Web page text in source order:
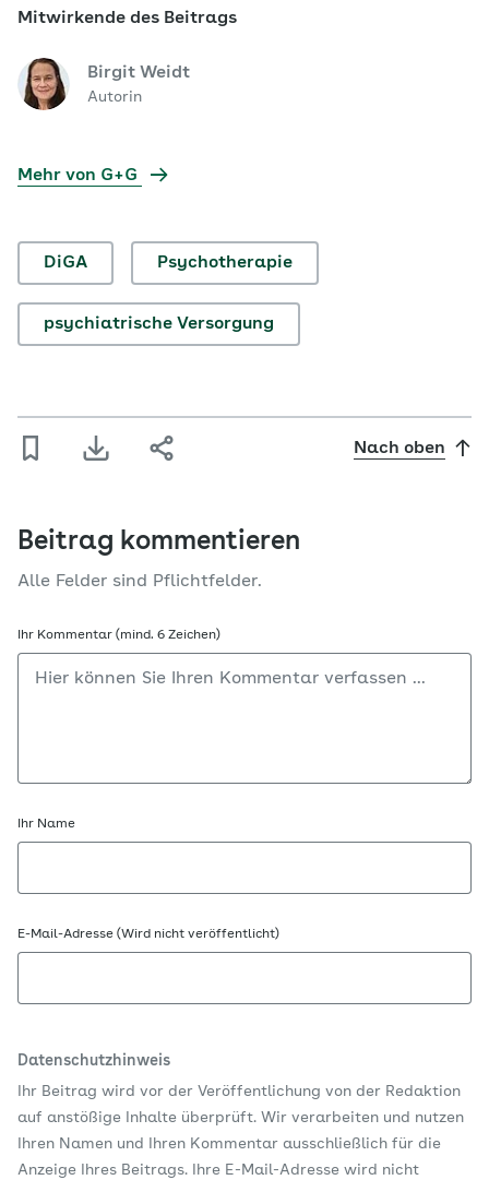
Mitwirkende des Beitrags
Birgit Weidt
Autorin
Mehr von G+G
DiGA Psychotherapie
psychiatrische Versorgung
Nach oben
Beitrag kommentieren
Alle Felder sind Pflichtfelder.
Ihr Kommentar (mind. 6 Zeichen)
Ihr Name
E-Mail-Adresse (Wird nicht veröffentlicht)
Datenschutzhinweis
Ihr Beitrag wird vor der Veröffentlichung von der Redaktion
auf anstößige Inhalte überprüft. Wir verarbeiten und nutzen
Ihren Namen und Ihren Kommentar ausschließlich für die
Anzeige Ihres Beitrags. Ihre E-Mail-Adresse wird nicht